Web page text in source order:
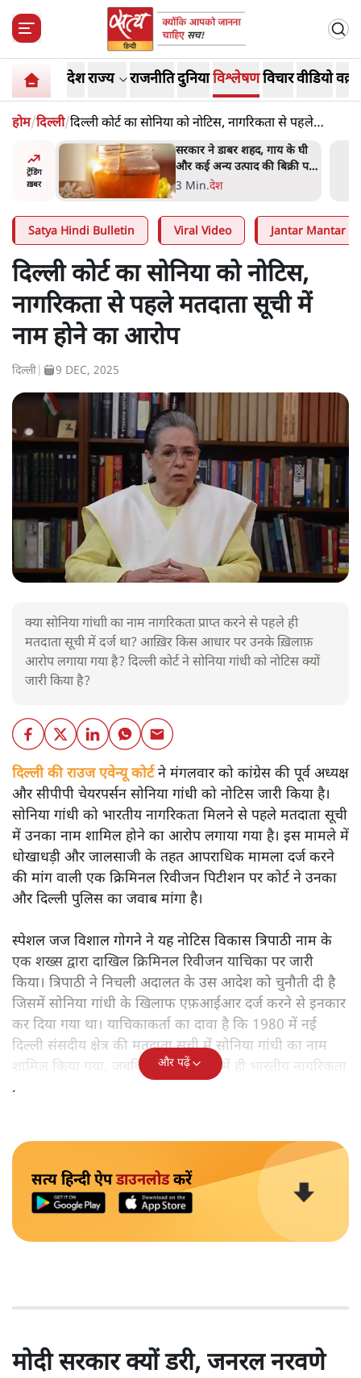
देशराज्य राजनीतिदुनियाविश्लेषणविचारवीडियो
होम/दिल्ली/दिल्ली कोर्ट का सोनिया को नोटिस, नागरिकता से पहले
मतदाता सूची में नाम होने का आरोप
ट्रेंडिंग
ख़बर
के घी
पर
'महाराष्ट्र में गैर बीजेपी वोटरों के
नामों को काटने की बड़ी साज़िश'-
रोहित पवार का आरोप
4 Min.महाराष्ट्र
Satya Hindi Bulletin Viral Video Jantar Mantar
दिल्ली कोर्ट का सोनिया को नोटिस,
नागरिकता से पहले मतदाता सूची में
नाम होने का आरोप
दिल्ली 9 DEC, 2025
क्या सोनिया गांधाी का नाम नागरिकता प्राप्त करने से पहले ही
मतदाता सूची में दर्ज था? आख़िर किस आधार पर उनके ख़िलाफ़
आरोप लगाया गया है? दिल्ली कोर्ट ने सोनिया गांधी को नोटिस क्यों
जारी किया है?
दिल्ली की राउज एवेन्यू कोर्टने मंगलवार को कांग्रेस की पूर्व अध्यक्ष
और सीपीपी चेयरपर्सन सोनिया गांधी को नोटिस जारी किया है।
सोनिया गांधी को भारतीय नागरिकता मिलने से पहले मतदाता सूची
में उनका नाम शामिल होने का आरोप लगाया गया है। इस मामले में
धोखाधड़ी और जालसाजी के तहत आपराधिक मामला दर्ज करने
की मांग वाली एक क्रिमिनल रिवीजन पिटीशन पर कोर्ट ने उनका
और दिल्ली पुलिस का जवाब मांगा है।
स्पेशल जज विशाल गोगने ने यह नोटिस विकास त्रिपाठी नाम के
एक शख्स द्वारा दाखिल क्रिमिनल रिवीजन याचिका पर जारी
किया। त्रिपाठी ने निचली अदालत के उस आदेश को चुनौती दी है
जिसमें सोनिया गांधी के खिलाफ एफ़आईआर दर्ज करने से इनकार
कर दिया गया था। याचिकाकर्ता का दावा है कि 1980 में नई
दिल्ली संसदीय क्षेत्र की मतदाता सूची में सोनिया गांधी का नाम
शामिल किया गया, जबकि उन्होंने 1983 में ही भारतीय नागरिकता
प्राप्त की थी।
और पढ़ें
सत्य हिन्दी ऐपडाउनलोडकरें
मोदी सरकार क्यों डरी, जनरल नरवणे